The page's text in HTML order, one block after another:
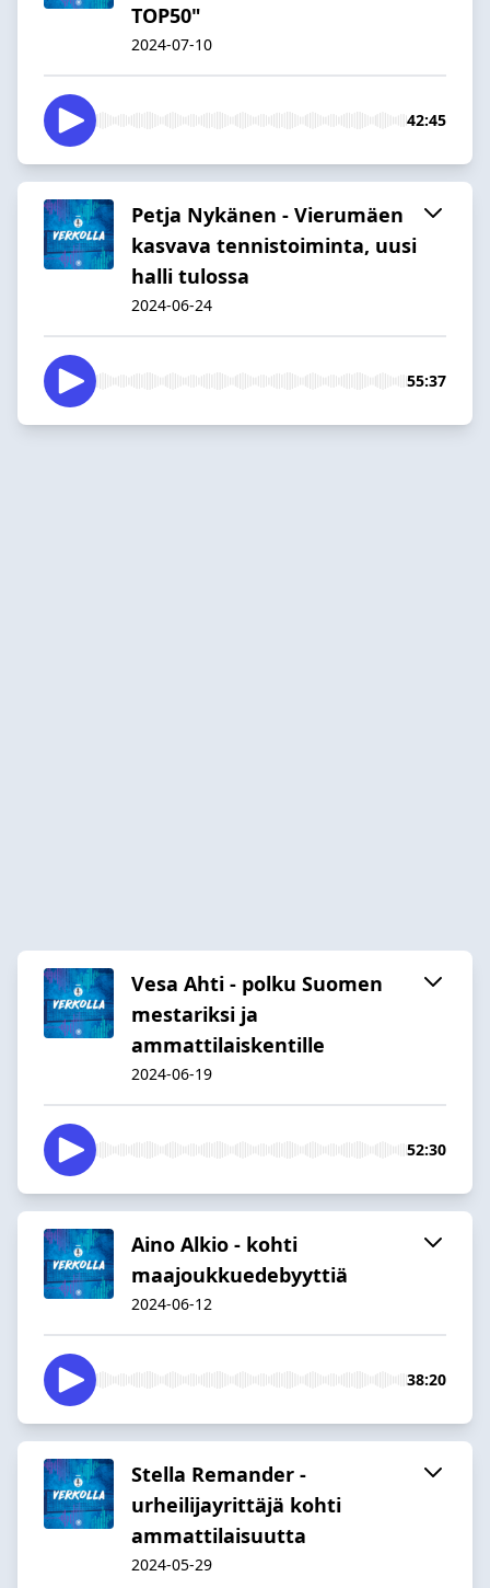
TOP50"
2024-07-10
42:45
Petja Nykänen - Vierumäen
kasvava tennistoiminta, uusi
halli tulossa
2024-06-24
55:37
Vesa Ahti - polku Suomen
mestariksi ja
ammattilaiskentille
2024-06-19
52:30
Aino Alkio - kohti
maajoukkuedebyyttiä
2024-06-12
38:20
Stella Remander -
urheilijayrittäjä kohti
ammattilaisuutta
2024-05-29